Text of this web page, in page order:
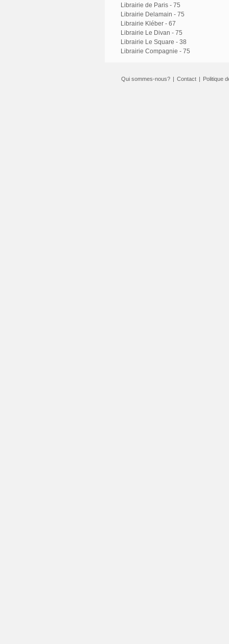
Librairie de Paris - 75
Librairie Delamain - 75
Librairie Kléber - 67
Librairie Le Divan - 75
Librairie Le Square - 38
Librairie Compagnie - 75
Qui sommes-nous? | Contact | Politique